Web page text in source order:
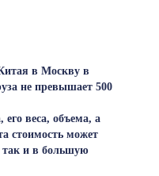
в Москву в
не превышает 500
его веса, объема, а
стоимость может
и в большую